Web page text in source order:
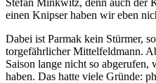
einen Knipser haben wir eben
Dabei ist Parmak kein Stürmer,
torgefährlicher Mittelfeldmann.
Saison lange nicht so
haben. Das hatte viele Gründe: